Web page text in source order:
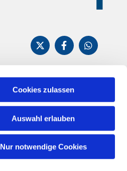
Cookies zulassen
Auswahl erlauben
Nur notwendige Cookies